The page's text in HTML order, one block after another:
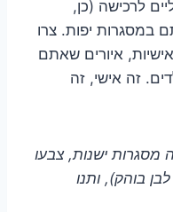
לרכישה (כן,
במסגרות יפות. צרו
איורים שאתם
זה אישי, זה
מסגרות ישנות, צבעו
בוהק), ותנו